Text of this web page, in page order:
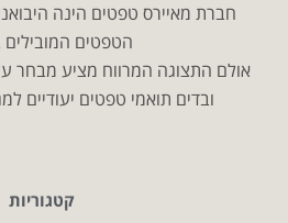
חברת מאיירס טפטים הינה
הטפטים המובילים
אולם התצוגה המרווח מציע מבחר
ובדים תואמי טפטים יעודיים
קטגוריות